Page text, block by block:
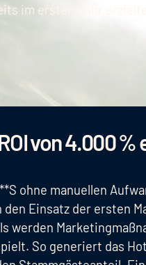
im ersten Jahr
von 4.000
ohne manuellen
den Einsatz der ersten
So generiert das